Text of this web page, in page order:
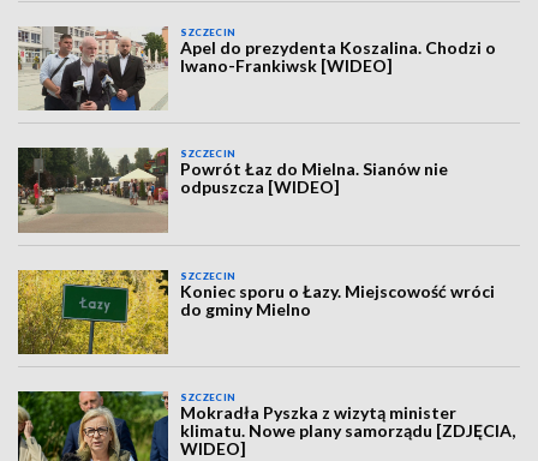
SZCZECIN
Apel do prezydenta Koszalina. Chodzi o
Iwano-Frankiwsk [WIDEO]
SZCZECIN
Powrót Łaz do Mielna. Sianów nie
odpuszcza [WIDEO]
SZCZECIN
Koniec sporu o Łazy. Miejscowość wróci
do gminy Mielno
SZCZECIN
Mokradła Pyszka z wizytą minister
klimatu. Nowe plany samorządu [ZDJĘCIA,
WIDEO]